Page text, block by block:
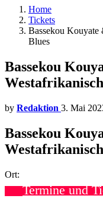
Home
Tickets
Bassekou
Blues
Bassekou
by Redaktion 3. Mai
Bassekou
Ort:
Termine und